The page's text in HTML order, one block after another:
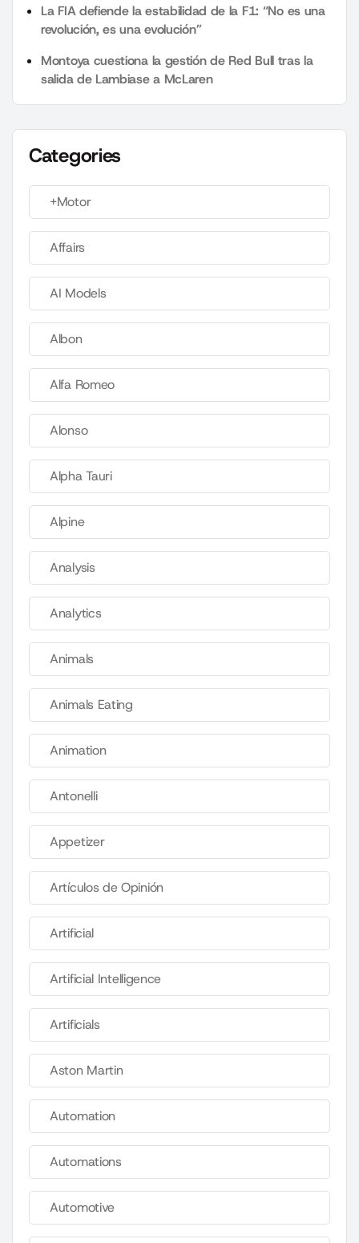
La FIA defiende la estabilidad de la F1: “No es una
revolución, es una evolución”
Montoya cuestiona la gestión de Red Bull tras la
salida de Lambiase a McLaren
Categories
+Motor
Affairs
AI Models
Albon
Alfa Romeo
Alonso
Alpha Tauri
Alpine
Analysis
Analytics
Animals
Animals Eating
Animation
Antonelli
Appetizer
Artículos de Opinión
Artificial
Artificial Intelligence
Artificials
Aston Martin
Automation
Automations
Automotive